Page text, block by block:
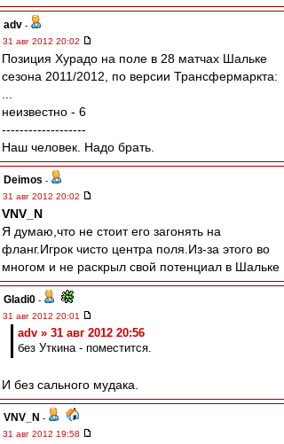
adv -
31 авг 2012 20:02
Позиция Хурадо на поле в 28 матчах Шальке
сезона 2011/2012, по версии Трансфермаркта:
неизвестно - 6
-------------------
Наш человек. Надо брать.
Deimos -
31 авг 2012 20:02
VNV_N
Я думаю,что не стоит его загонять на
фланг.Игрок чисто центра поля.Из-за этого во
многом и не раскрыл свой потенциал в Шальке
Gladi0 -
31 авг 2012 20:01
adv » 31 авг 2012 20:56
без Уткина - поместится.
И без сального мудака.
VNV_N -
31 авг 2012 19:58